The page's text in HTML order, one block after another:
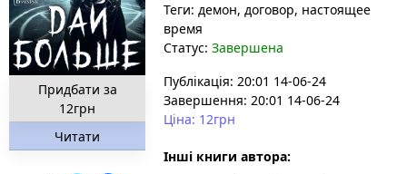
Придбати за
12грн
Читати
Теги: демон, договор, настоящее
время
Статус: Завершена
Публікація: 20:01 14-06-24
Завершення: 20:01 14-06-24
Ціна: 12грн
Інші книги автора: